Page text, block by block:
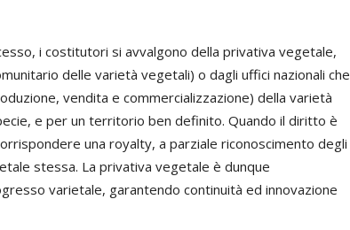
i costitutori si avvalgono della privativa vegetale,
delle varietà vegetali) o dagli uffici nazionali che
vendita e commercializzazione) della varietà
e per un territorio ben definito. Quando il diritto è
una royalty, a parziale riconoscimento degli
stessa. La privativa vegetale è dunque
varietale, garantendo continuità ed innovazione